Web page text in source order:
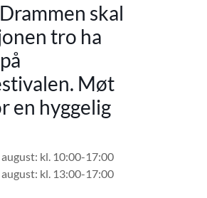
skal
tro ha
Møt
en hyggelig
august: kl. 10:00-17:00
august: kl. 13:00-17:00